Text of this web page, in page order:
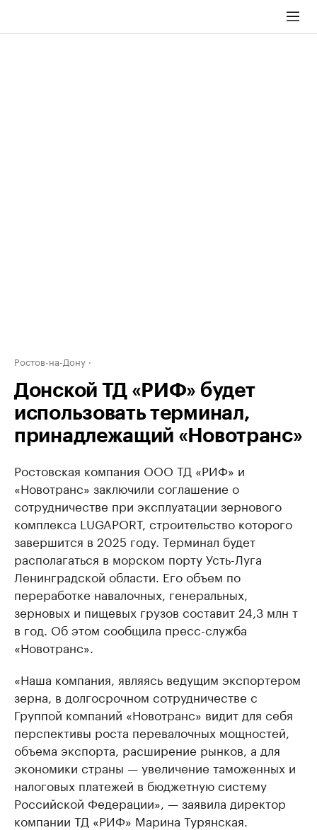
Ростов-на-Дону
Донской ТД «РИФ» будет
использовать терминал,
принадлежащий «Новотранс»
Ростовская компания ООО ТД «РИФ» и
«Новотранс» заключили соглашение о
сотрудничестве при эксплуатации зернового
комплекса LUGAPORT, строительство которого
завершится в 2025 году. Терминал будет
располагаться в морском порту Усть-Луга
Ленинградской области. Его объем по
переработке навалочных, генеральных,
зерновых и пищевых грузов составит 24,3 млн т
в год. Об этом сообщила пресс-служба
«Новотранс».
«Наша компания, являясь ведущим экспортером
зерна, в долгосрочном сотрудничестве с
Группой компаний «Новотранс» видит для себя
перспективы роста перевалочных мощностей,
объема экспорта, расширение рынков, а для
экономики страны — увеличение таможенных и
налоговых платежей в бюджетную систему
Российской Федерации», — заявила директор
компании ТД «РИФ» Марина Турянская.